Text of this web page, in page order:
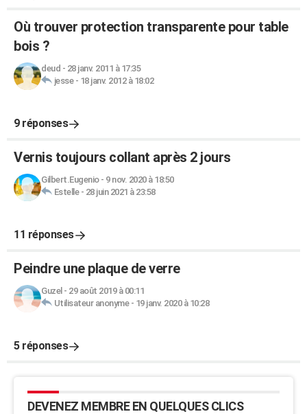
Où trouver protection transparente pour table
bois ?
deud - 28 janv. 2011 à 17:35
jesse- 18 janv. 2012 à 18:02
9 réponses
Vernis toujours collant après 2 jours
Gilbert.Eugenio- 9 nov. 2020 à 18:50
Estelle- 28 juin 2021 à 23:58
11 réponses
Peindre une plaque de verre
Guzel - 29 août 2019 à 00:11
Utilisateur anonyme- 19 janv. 2020 à 10:28
5 réponses
DEVENEZ MEMBRE EN QUELQUES CLICS